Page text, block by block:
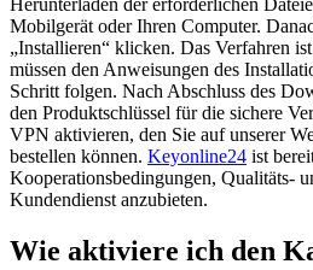
Herunterladen der erforderlichen
Mobilgerät oder Ihren Computer.
„Installieren“ klicken. Das Verfahren
müssen den Anweisungen des
Schritt folgen. Nach Abschluss des
den Produktschlüssel für die sichere
VPN aktivieren, den Sie auf unserer
bestellen können. Keyonline24 ist
Kooperationsbedingungen, Qualitäts-
Kundendienst anzubieten.
Wie aktiviere ich den